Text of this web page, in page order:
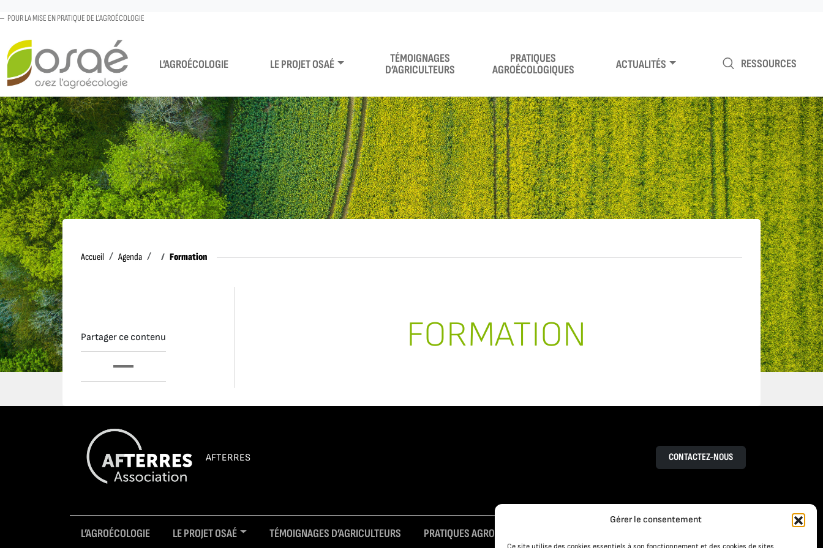
Gérer le consentement
POUR LA MISE EN PRATIQUE DE L'AGROÉCOLOGIE
L’AGROÉCOLOGIE LE PROJET OSAÉ
TÉMOIGNAGES
D’AGRICULTEURS
PRATIQUES
AGROÉCOLOGIQUES
ACTUALITÉS RESSOURCES
Accueil AccueilAgenda Formation
Partager ce contenu FORMATION
AFTERRES CONTACTEZ-NOUS
L’AGROÉCOLOGIE LE PROJET OSAÉ TÉMOIGNAGES D’AGRICULTEURS PRATIQUES AGROÉCOLOGIQUES